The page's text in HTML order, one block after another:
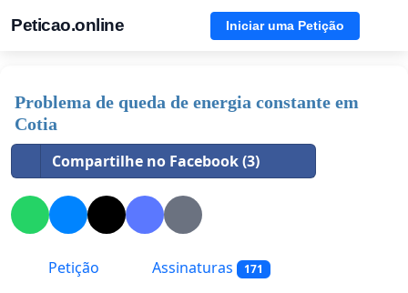
Peticao.online Iniciar uma Petição
Problema de queda de energia constante em
Cotia
Compartilhe no Facebook (3)
Petição Assinaturas 171